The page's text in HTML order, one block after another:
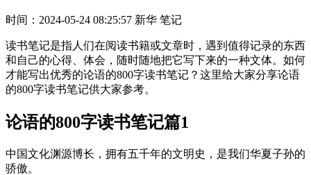
时间： 2024-05-24 08:25:57 新华 笔记
读书笔记是指人们在阅读书籍或文章时，遇到值得记录的东西
和自己的心得、体会，随时随地把它写下来的一种文体。如何
才能写出优秀的论语的800字读书笔记？这里给大家分享论语
的800字读书笔记供大家参考。
论语的800字读书笔记篇1
中国文化渊源博长，拥有五千年的文明史，是我们华夏子孙的
骄傲。